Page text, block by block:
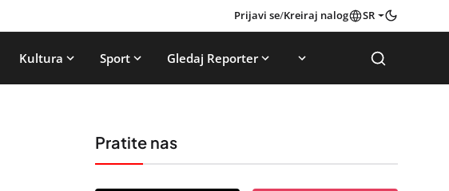
Prijavi se/Kreiraj nalog SR
Kultura Sport Gledaj Reporter
Pratite nas